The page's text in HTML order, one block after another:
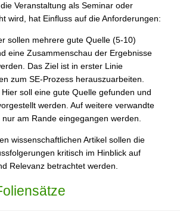
Veranstaltung als Seminar oder
wird, hat Einfluss auf die Anforderungen:
sollen mehrere gute Quelle (5-10)
eine Zusammenschau der Ergebnisse
Das Ziel ist in erster Linie
zum SE-Prozess herauszuarbeiten.
soll eine gute Quelle gefunden und
werden. Auf weitere verwandte
nur am Rande eingegangen werden.
wissenschaftlichen Artikel sollen die
kritisch im Hinblick auf
Relevanz betrachtet werden.